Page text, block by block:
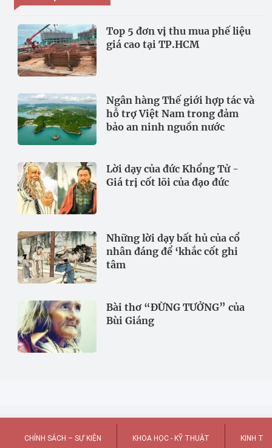
Top 5 đơn vị thu mua phế liệu
giá cao tại TP.HCM
Ngân hàng Thế giới hợp tác và
hỗ trợ Việt Nam trong đảm
bảo an ninh nguồn nước
Lời dạy của đức Khổng Tử -
Giá trị cốt lõi của đạo đức
Những lời dạy bất hủ của cổ
nhân đáng để ‘khắc cốt ghi
tâm
Bài thơ “ĐỪNG TƯỞNG” của
Bùi Giáng
CHÍNH SÁCH – SỰ KIỆN KHOA HỌC - KỸ THUẬT KINH TẾ